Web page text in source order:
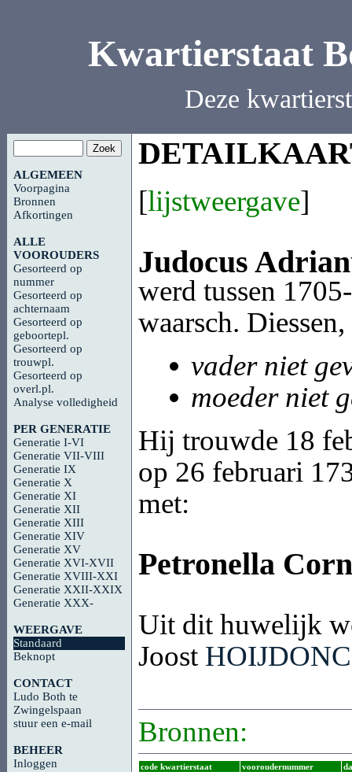
Kwartierstaat
Deze
ALGEMEEN
Voorpagina
Bronnen
Afkortingen
ALLE
VOOROUDERS
Gesorteerd op
nummer
Gesorteerd op
achternaam
Gesorteerd op
geboortepl.
Gesorteerd op
trouwpl.
Gesorteerd op
overl.pl.
Analyse volledigheid
PER GENERATIE
Generatie I-VI
Generatie VII-VIII
Generatie IX
Generatie X
Generatie XI
Generatie XII
Generatie XIII
Generatie XIV
Generatie XV
Generatie XVI-XVII
Generatie XVIII-XXI
Generatie XXII-XXIX
Generatie XXX-
WEERGAVE
Standaard
Beknopt
CONTACT
Ludo Both te
Zwingelspaan
stuur een e-mail
BEHEER
Inloggen
[lijstweergave]
Judocus
werd tussen
waarsch.
vader niet
moeder niet
Hij trouwde 18
op 26 februari
met:
Petronella
Uit dit huwelijk
Joost
Bronnen:
code kwartierstaat vooroudernummer